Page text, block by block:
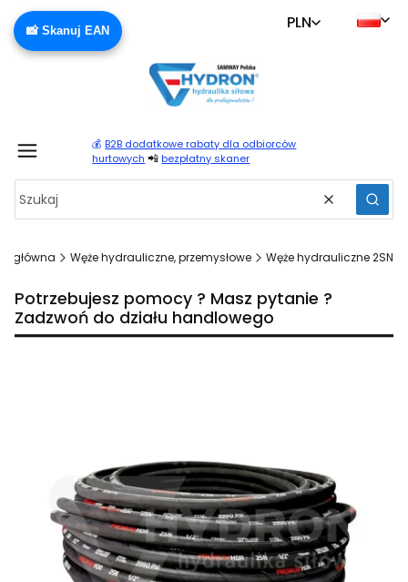
📸 Skanuj EAN PLN
💰 B2B dodatkowe rabaty dla odbiorców
hurtowych 📲 bezpłatny skaner
Wyczyść
główna Węże hydrauliczne, przemysłowe Węże hydrauliczne 2SN
Potrzebujesz pomocy ? Masz pytanie ?
Zadzwoń do działu handlowego